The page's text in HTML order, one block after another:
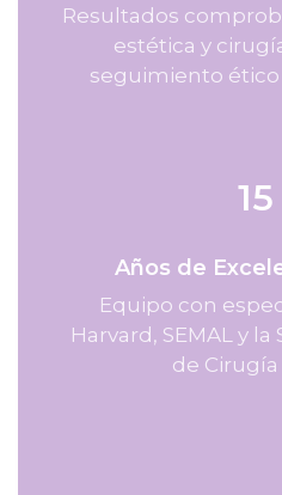
Resultados
estética y
seguimiento
15
Años de
Equipo con
Harvard, SEMAL y
de Cirugía